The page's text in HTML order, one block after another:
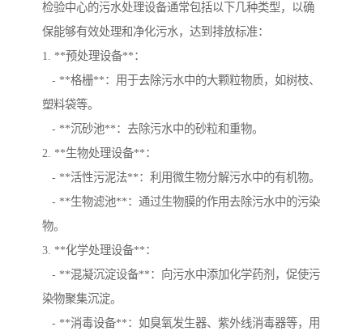
检验中心的污水处理设备通常包括以下几种类型，以确
保能够有效处理和净化污水，达到排放标准：
1. **预处理设备**：
- **格栅**：用于去除污水中的大颗粒物质，如树枝、
塑料袋等。
- **沉砂池**：去除污水中的砂粒和重物。
2. **生物处理设备**：
- **活性污泥法**：利用微生物分解污水中的有机物。
- **生物滤池**：通过生物膜的作用去除污水中的污染
物。
3. **化学处理设备**：
- **混凝沉淀设备**：向污水中添加化学药剂，促使污
染物聚集沉淀。
- **消毒设备**：如臭氧发生器、紫外线消毒器等，用